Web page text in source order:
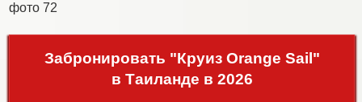
фото 72
Забронировать "Круиз Orange Sail"
в Таиланде в 2026